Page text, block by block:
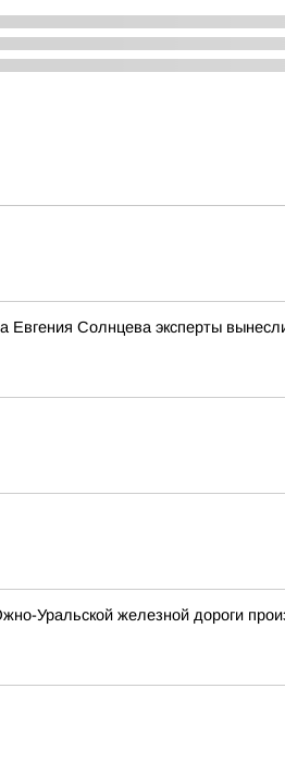
Евгения Солнцева эксперты
Уральской железной дороги